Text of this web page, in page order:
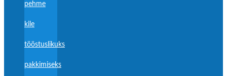
pehme
kile
tööstuslikuks
pakkimiseks